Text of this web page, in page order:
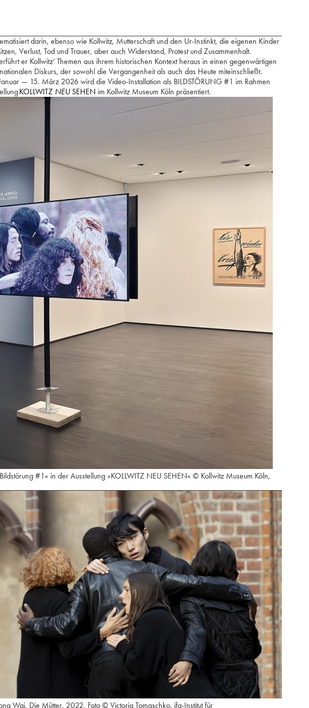
darin, ebenso wie Kollwitz, Mutterschaft und den Ur-Instinkt, die eigenen Kinder
Verlust, Tod und Trauer, aber auch Widerstand, Protest und Zusammenhalt.
er Kollwitz‘ Themen aus ihrem historischen Kontext heraus in einen gegenwärtigen
Diskurs, der sowohl die Vergangenheit als auch das Heute miteinschließt.
— 15. März 2026 wird die Video-Installation als BILDSTÖRUNG #1 im Rahmen
KOLLWITZ NEUSEHEN im Kollwitz Museum Köln präsentiert.
#1« in der Ausstellung »KOLLWITZ NEU SEHEN« © Kollwitz Museum Köln,
Wai, Die Mütter, 2022, Foto © Victoria Tomaschko, ifa-Institut für